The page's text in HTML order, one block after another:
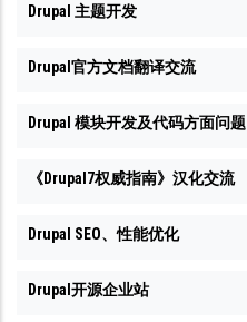
Drupal 主题开发
Drupal官方文档翻译交流
Drupal 模块开发及代码方面问题
《Drupal7权威指南》汉化交流
Drupal SEO、性能优化
Drupal开源企业站